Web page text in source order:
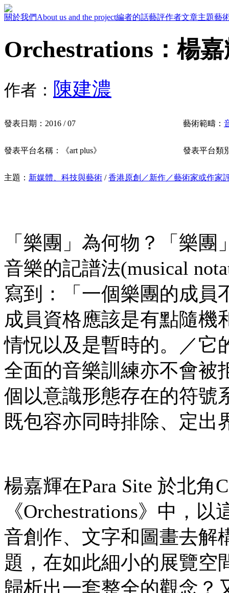
關於我們About us and the project編者的話藝評作者文章主題藝
Orchestrations：楊
作者： 陳建濃
發表日期： 2016 / 07 藝術範疇：
發表平台名稱： 《art plus》 發表平台類
主題： 新媒體、科技與藝術 /香港原創／新作／藝術家或作家
「樂團」為何物？「樂
音樂的記譜法(musical
寫到：「一個樂團的成員
成員資格應該是有點隨機
情怳以及是暫時的。／它
全面的音樂訓練亦不會
個以意識形態存在的符號
既包容亦同時排除、定
楊嘉輝在Para Site 於北角
《Orchestrations》中，
音創作、文字和圖畫去解
題，在如此細小的展覽空
歸析出一套整全的觀念？